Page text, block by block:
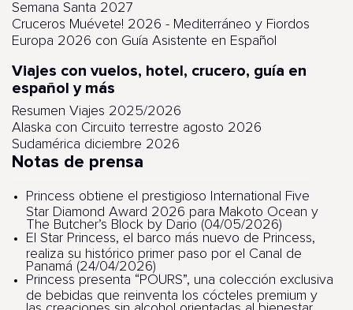
Semana Santa 2027
Cruceros Muévete! 2026 - Mediterráneo y Fiordos
Europa 2026 con Guía Asistente en Español
Viajes con vuelos, hotel, crucero, guía en
español y más
Resumen Viajes 2025/2026
Alaska con Circuito terrestre agosto 2026
Sudamérica diciembre 2026
Notas de prensa
Princess obtiene el prestigioso International Five
Star Diamond Award 2026 para Makoto Ocean y
The Butcher’s Block by Dario (04/05/2026)
El Star Princess, el barco más nuevo de Princess,
realiza su histórico primer paso por el Canal de
Panamá (24/04/2026)
Princess presenta “POURS”, una colección exclusiva
de bebidas que reinventa los cócteles premium y